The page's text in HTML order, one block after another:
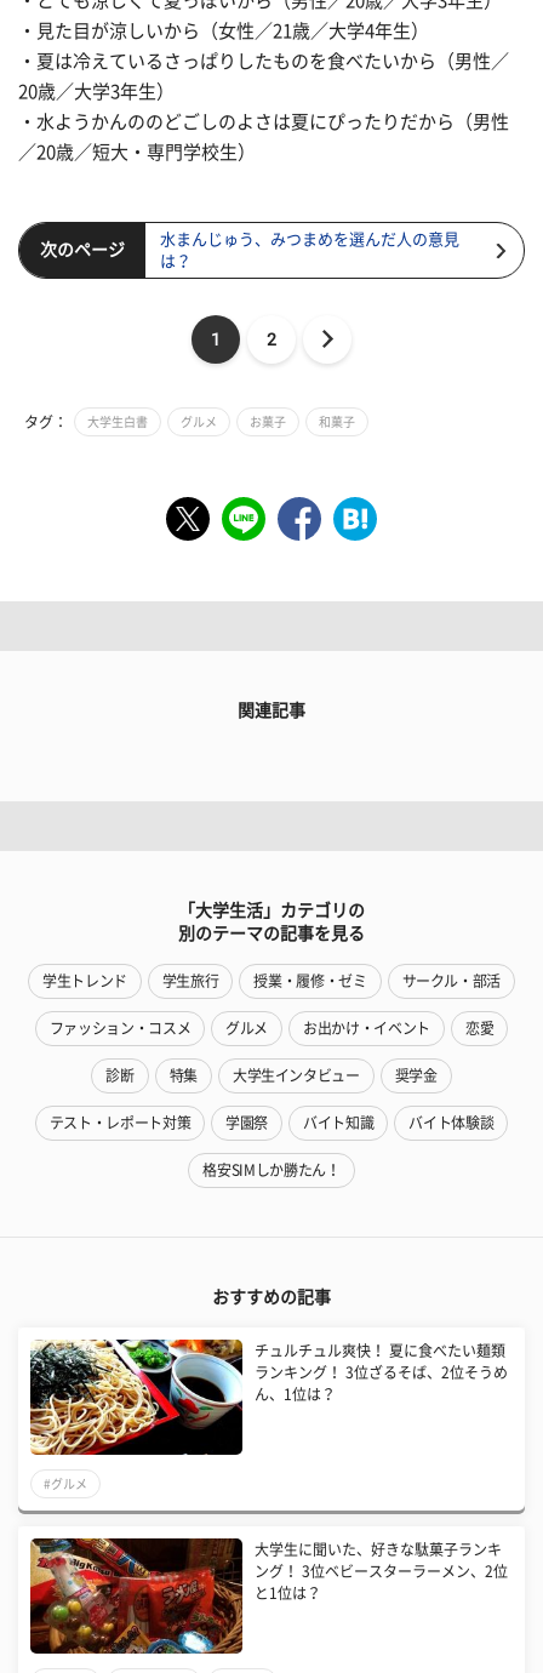
・見た目が涼しいから（女性／21歳／大学4年生）
・夏は冷えているさっぱりしたものを食べたいから（男性／
20歳／大学3年生）
・水ようかんののどごしのよさは夏にぴったりだから（男性
／20歳／短大・専門学校生）
次のページ
水まんじゅう、みつまめを選んだ人の意見
は？
1 2
タグ： 大学生白書 グルメ お菓子 和菓子
関連記事
「大学生活」カテゴリの
別のテーマの記事を見る
学生トレンド 学生旅行 授業・履修・ゼミ サークル・部活
ファッション・コスメ グルメ お出かけ・イベント 恋愛
診断 特集 大学生インタビュー 奨学金
テスト・レポート対策 学園祭 バイト知識 バイト体験談
格安SIMしか勝たん！
おすすめの記事
チュルチュル爽快！ 夏に食べたい麺類
ランキング！ 3位ざるそば、2位そうめ
ん、1位は？
#グルメ
大学生に聞いた、好きな駄菓子ランキ
ング！ 3位ベビースターラーメン、2位
と1位は？